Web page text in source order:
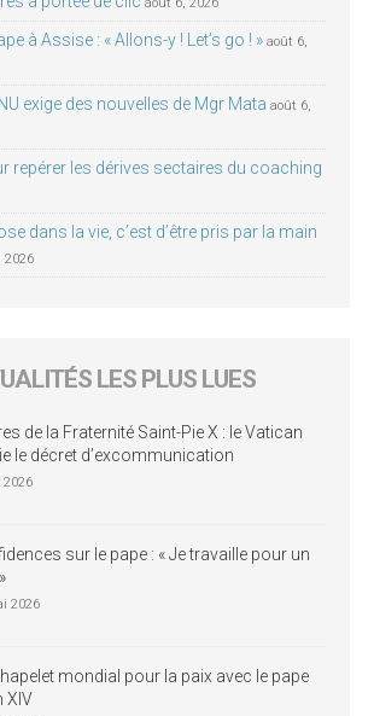
à Assise : « Allons-y ! Let’s go ! » août 6,
exige des nouvelles de Mgr Mata août 6,
repérer les dérives sectaires du coaching
dans la vie, c’est d’être pris par la main
2026
LES PLUS LUES
de la Fraternité Saint-Pie X : le Vatican
le décret d’excommunication
sur le pape : « Je travaille pour un
2026
mondial pour la paix avec le pape
XIV